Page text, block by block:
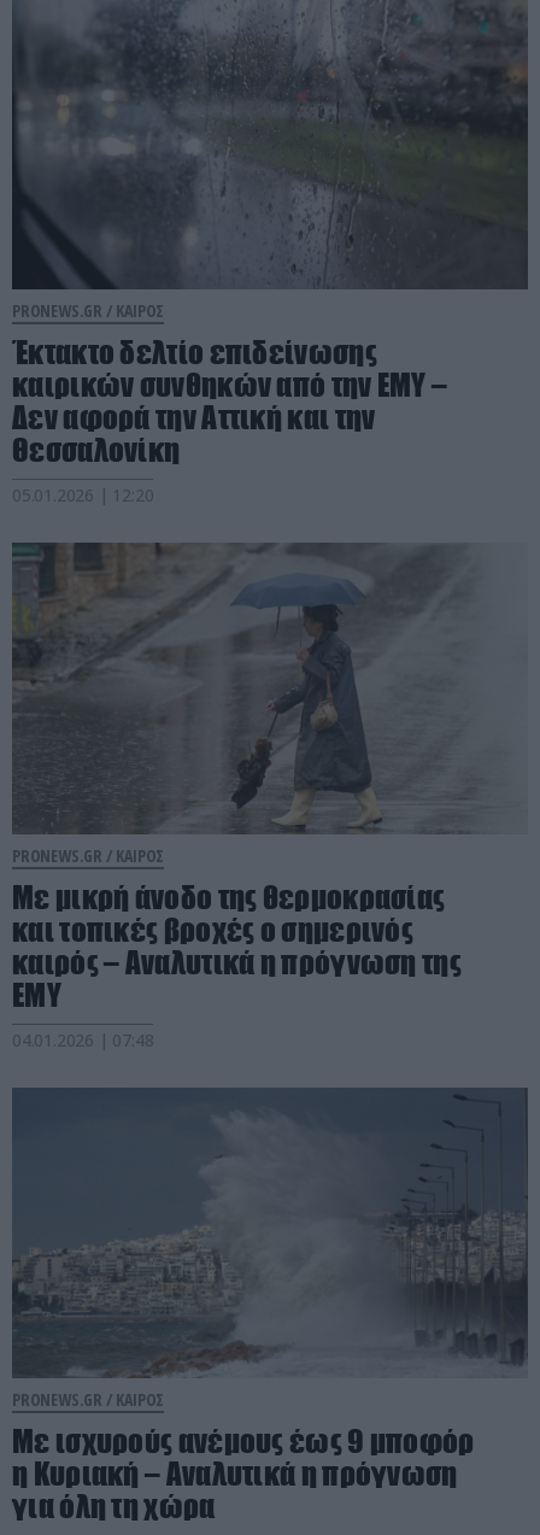
PRONEWS.GR / ΚΑΙΡΟΣ
Έκτακτο δελτίο επιδείνωσης
καιρικών συνθηκών από την ΕΜΥ –
Δεν αφορά την Αττική και την
Θεσσαλονίκη
05.01.2026 | 12:20
PRONEWS.GR / ΚΑΙΡΟΣ
Με μικρή άνοδο της θερμοκρασίας
και τοπικές βροχές ο σημερινός
καιρός – Αναλυτικά η πρόγνωση της
ΕΜΥ
04.01.2026 | 07:48
PRONEWS.GR / ΚΑΙΡΟΣ
Με ισχυρούς ανέμους έως 9 μποφόρ
η Κυριακή – Αναλυτικά η πρόγνωση
για όλη τη χώρα